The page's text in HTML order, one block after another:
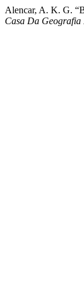
Alencar, A. K. G.
Casa Da